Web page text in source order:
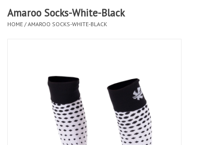
CLUBSHOPS
Afspraak Loop Analyse
Amaroo Socks-White-Black
HOME /AMAROO SOCKS-WHITE-BLACK